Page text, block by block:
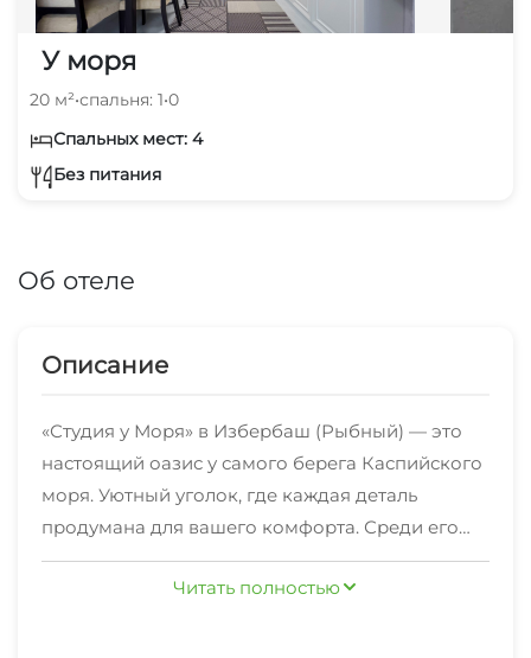
У моря
20 м²•спальня: 1•0
Спальных мест: 4
Без питания
Об отеле
Описание
«Студия у Моря» в Избербаш (Рыбный) — это
настоящий оазис у самого берега Каспийского
моря. Уютный уголок, где каждая деталь
продумана для вашего комфорта. Среди его
особенностей — большая двухспальная
кровать идеальна для расслабляющего отдыха,
Читать полностью